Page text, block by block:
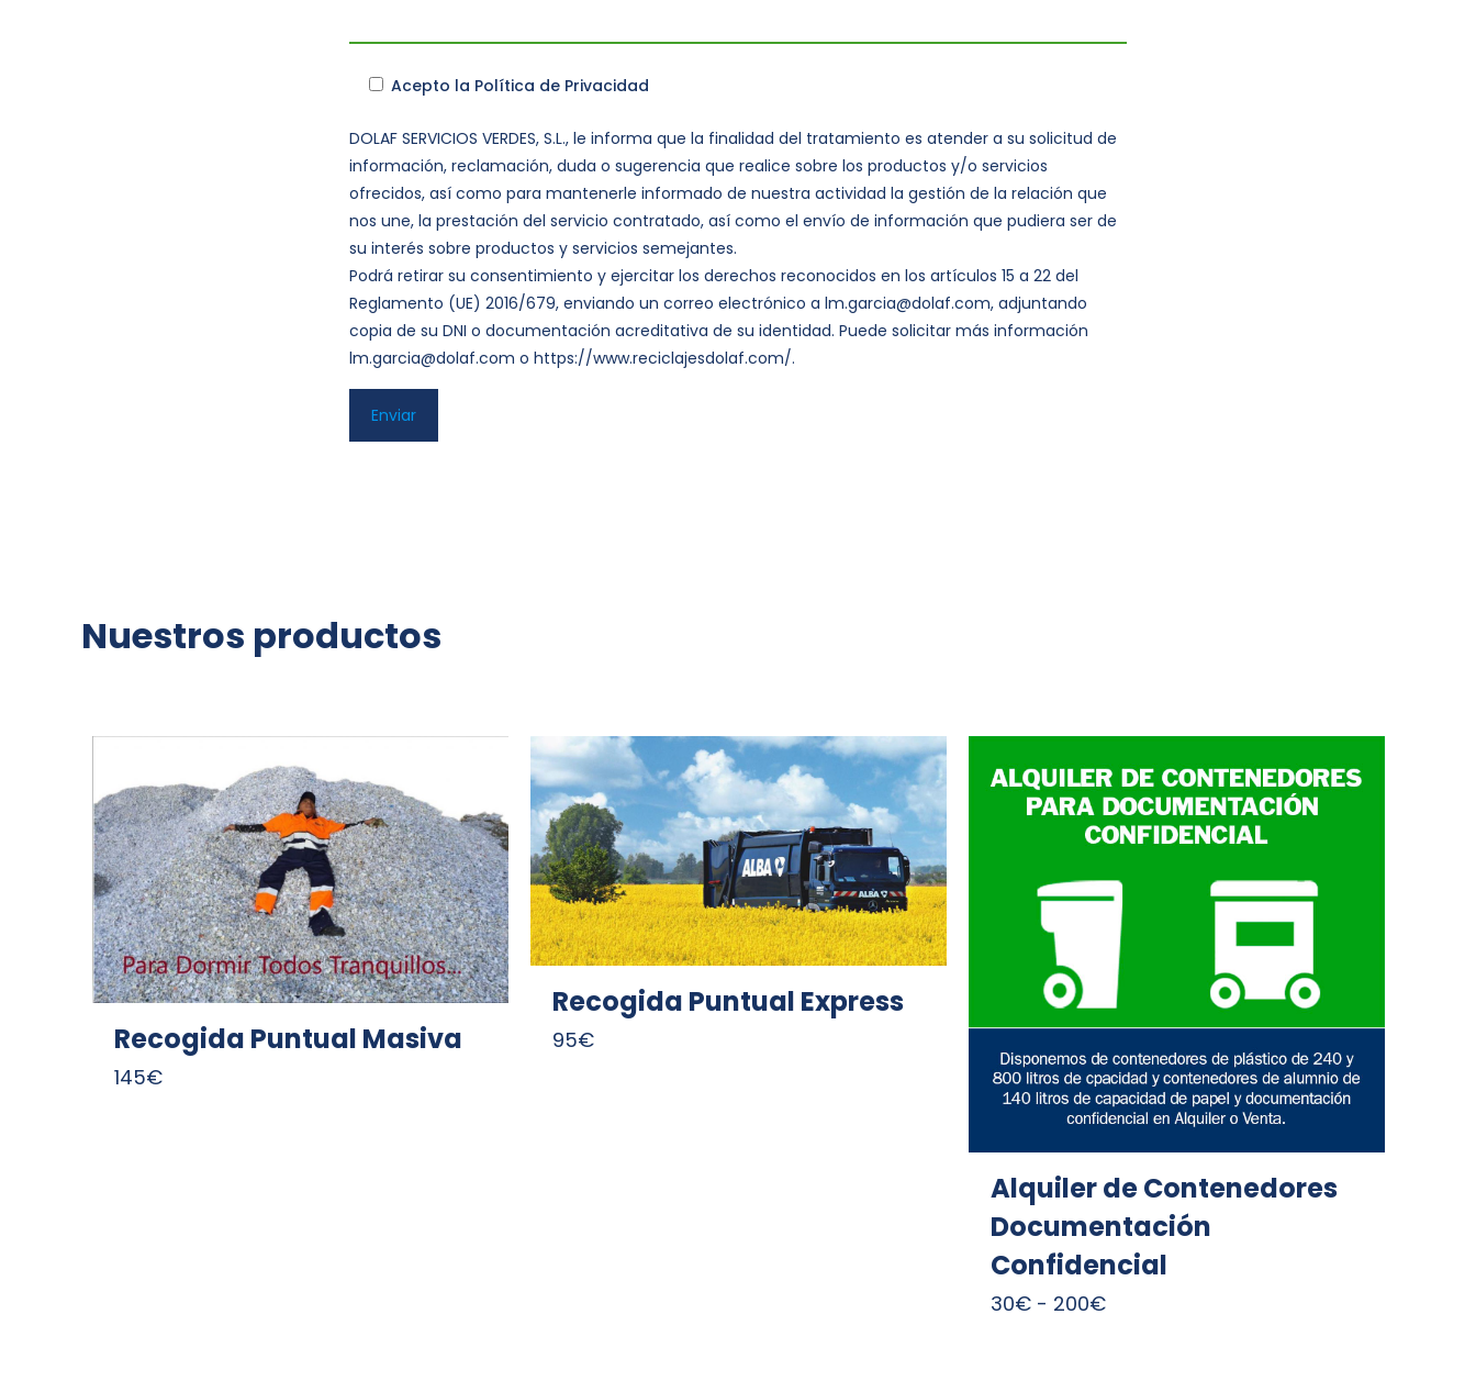
Acepto la Política de Privacidad
DOLAF SERVICIOS VERDES, S.L., le informa que la finalidad del tratamiento es atender a su solicitud de
información, reclamación, duda o sugerencia que realice sobre los productos y/o servicios
ofrecidos, así como para mantenerle informado de nuestra actividad la gestión de la relación que
nos une, la prestación del servicio contratado, así como el envío de información que pudiera ser de
su interés sobre productos y servicios semejantes.
Podrá retirar su consentimiento y ejercitar los derechos reconocidos en los artículos 15 a 22 del
Reglamento (UE) 2016/679, enviando un correo electrónico a lm.garcia@dolaf.com, adjuntando
copia de su DNI o documentación acreditativa de su identidad. Puede solicitar más información
lm.garcia@dolaf.com o https://www.reciclajesdolaf.com/.
Nuestros productos
Recogida Puntual Masiva
145€
Recogida Puntual Express
95€
Alquiler de Contenedores
Documentación
Confidencial
30€ - 200€Rango